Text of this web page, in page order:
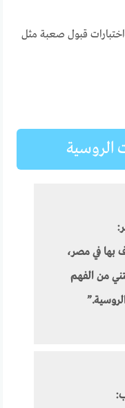
قبول صعبة مثل
الروسية
بها في مصر،
من الفهم